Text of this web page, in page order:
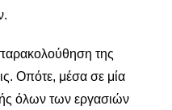
της
Οπότε, μέσα σε μία
όλων των εργασιών